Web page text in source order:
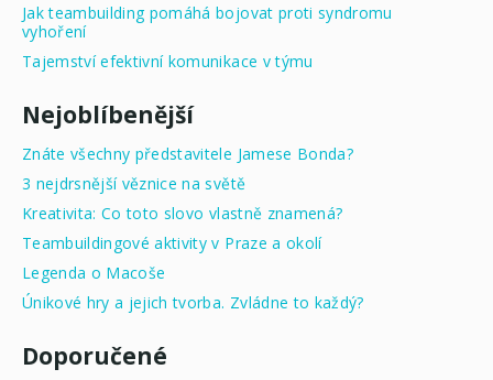
Jak teambuilding pomáhá bojovat proti syndromu
vyhoření
Tajemství efektivní komunikace v týmu
Nejoblíbenější
Znáte všechny představitele Jamese Bonda?
3 nejdrsnější věznice na světě
Kreativita: Co toto slovo vlastně znamená?
Teambuildingové aktivity v Praze a okolí
Legenda o Macoše
Únikové hry a jejich tvorba. Zvládne to každý?
Doporučené